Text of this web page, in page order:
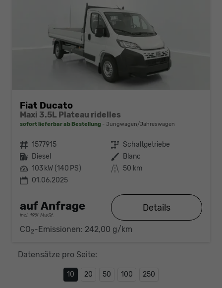
Fiat Ducato
Maxi 3.5L Plateau ridelles
sofort lieferbar ab Bestellung Jungwagen/Jahreswagen
Fahrzeugnr. 1577915 Getriebe Schaltgetriebe
Kraftstoff Diesel Außenfarbe Blanc
Leistung 103 kW (140 PS) Kilometerstand 50 km
01.06.2025
auf Anfrage
incl. 19% MwSt.
Details
CO2-Emissionen: 242,00 g/km
Datensätze pro Seite:
10 20 50 100 250